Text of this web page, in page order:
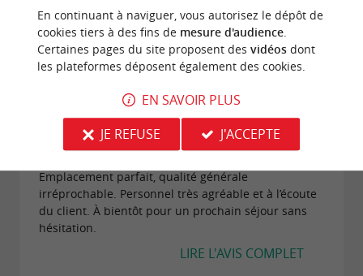
explosent en bouche, finesse, délicatesse et
harmonie des...
LIRE L'AVIS COMPLET
"Une halte trop courte …"
Avis publié par Bernard G (France) le
05/07/2026
Emplacement parfait, qualité générale
irréprochable. Personnel très agréable et à l’écoute
du client. À bientôt pour un prochain séjour sans
hésitation.
LIRE L'AVIS COMPLET
En continuant à naviguer, vous autorisez le dépôt de
cookies tiers à des fins de mesure d'audience.
Certaines pages du site proposent des vidéosdont
les plateformes déposent également des cookies.
EN SAVOIR PLUS
JE REFUSE
J'ACCEPTE